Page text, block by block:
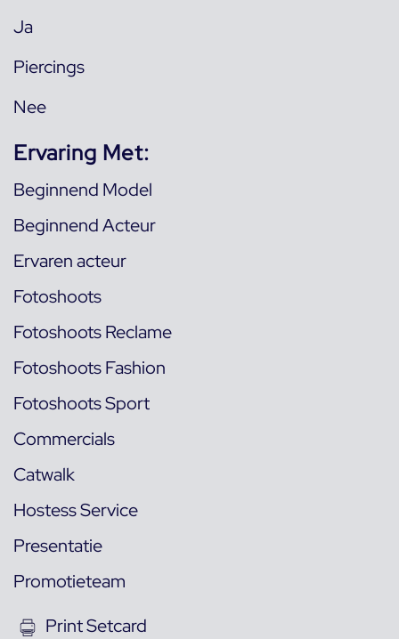
Ja
Piercings
Nee
Ervaring Met:
Beginnend Model
Beginnend Acteur
Ervaren acteur
Fotoshoots
Fotoshoots Reclame
Fotoshoots Fashion
Fotoshoots Sport
Commercials
Catwalk
Hostess Service
Presentatie
Promotieteam
Print Setcard